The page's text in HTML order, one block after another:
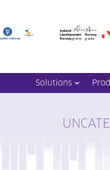
Solutions